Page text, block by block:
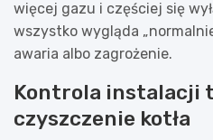
więcej gazu i częściej się
wszystko wygląda
awaria albo zagrożenie.
Kontrola instalacji
czyszczenie kotła